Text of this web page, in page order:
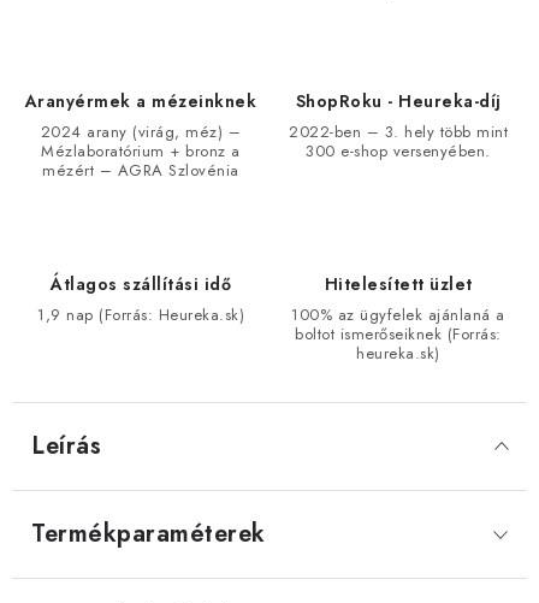
Aranyérmek a mézeinknek
2024 arany (virág, méz) –
Mézlaboratórium + bronz a
mézért – AGRA Szlovénia
ShopRoku - Heureka-díj
2022-ben – 3. hely több mint
300 e-shop versenyében.
Átlagos szállítási idő
1,9 nap (Forrás: Heureka.sk)
Hitelesített üzlet
100% az ügyfelek ajánlaná a
boltot ismerőseiknek (Forrás:
heureka.sk)
Leírás
Termékparaméterek